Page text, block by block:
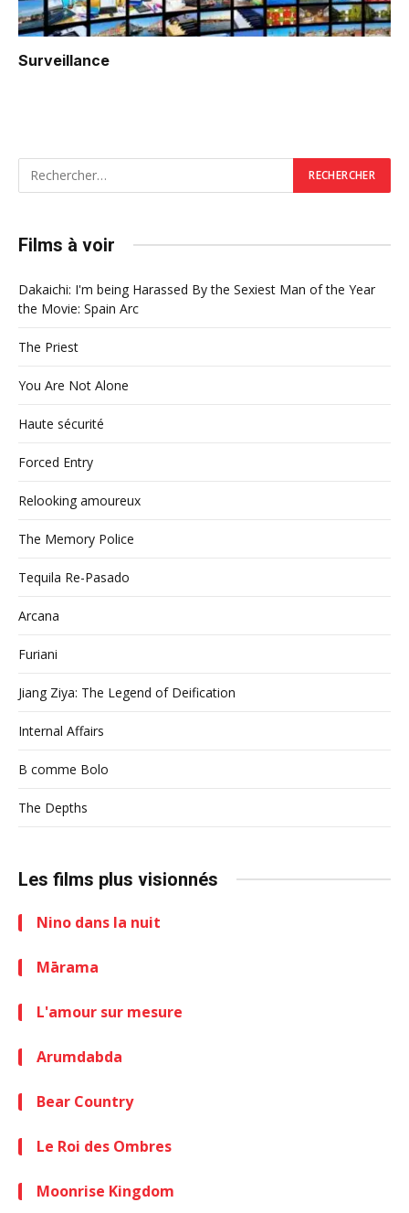
Surveillance
Films à voir
Dakaichi: I'm being Harassed By the Sexiest Man of the Year
the Movie: Spain Arc
The Priest
You Are Not Alone
Haute sécurité
Forced Entry
Relooking amoureux
The Memory Police
Tequila Re-Pasado
Arcana
Furiani
Jiang Ziya: The Legend of Deification
Internal Affairs
B comme Bolo
The Depths
Les films plus visionnés
Nino dans la nuit
Mārama
L'amour sur mesure
Arumdabda
Bear Country
Le Roi des Ombres
Moonrise Kingdom